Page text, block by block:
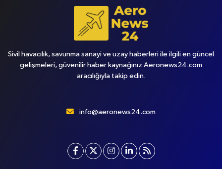
Sivil havacılık, savunma sanayi ve uzay haberleri ile ilgili en güncel
gelişmeleri, güvenilir haber kaynağınız Aeronews24.com
aracılığıyla takip edin.
info@aeronews24.com